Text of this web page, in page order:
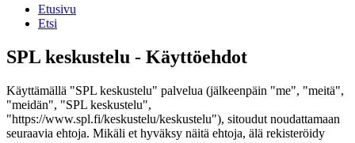
Etusivu
Etsi
SPL keskustelu - Käyttöehdot
Käyttämällä "SPL keskustelu" palvelua (jälkeenpäin "me", "meitä",
"meidän", "SPL keskustelu",
"https://www.spl.fi/keskustelu/keskustelu"), sitoudut noudattamaan
seuraavia ehtoja. Mikäli et hyväksy näitä ehtoja, älä rekisteröidy